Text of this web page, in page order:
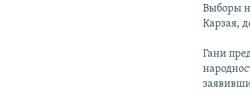
Выборы
Карзая,
Гани